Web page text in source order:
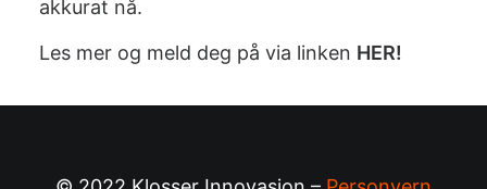
akkurat nå.
Les mer og meld deg på via linken HER!